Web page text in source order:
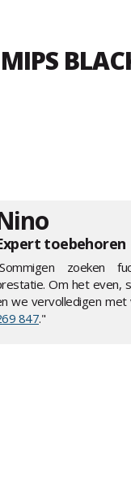
toebehoren
zoeken
Om het even,
we vervolledigen met
847."